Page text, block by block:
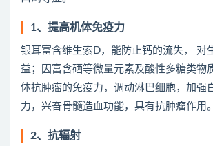
1、提高机体免疫力
银耳富含维生索D，能防止钙的流失， 对
益；因富含硒等微量元素及酸性多糖类物
体抗肿瘤的免疫力，调动淋巴细胞，加强
力，兴奋骨髓造血功能，具有抗肿瘤作用。
2、抗辐射